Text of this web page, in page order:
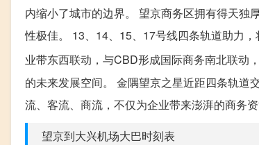
内缩小了城市的边界。 望京商务区拥有得天独
性极佳。 13、14、15、17号线四条轨道助力
业带东西联动，与CBD形成国际商务南北联动
的未来发展空间。 金隅望京之星近距四条轨道
流、客流、商流，不仅为企业带来澎湃的商务
望京到大兴机场大巴时刻表